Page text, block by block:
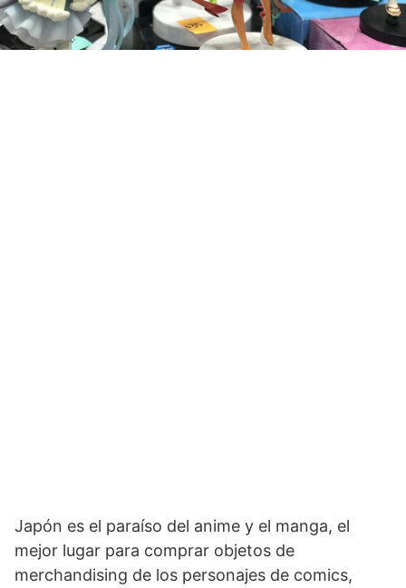
Japón es el paraíso del anime y el manga, el
mejor lugar para comprar objetos de
merchandising de los personajes de comics,